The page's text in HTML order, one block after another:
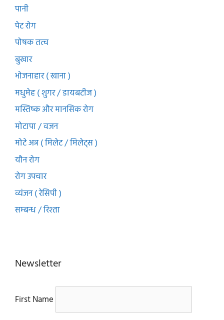
पानी
पेट रोग
पोषक तत्व
बुखार
भोजनाहार ( खाना )
मधुमेह ( शुगर / डायबटीज )
मस्तिष्क और मानसिक रोग
मोटापा / वजन
मोटे अन्न ( मिलेट / मिलेट्स )
यौन रोग
रोग उपचार
व्यंजन ( रेसिपी )
सम्बन्ध / रिश्ता
Newsletter
First Name